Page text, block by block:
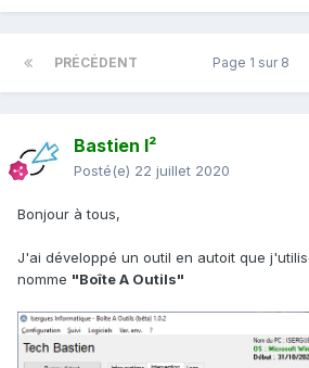
PRÉCÉDENT Page 1 sur 8
Bastien I²
Posté(e) 22 juillet 2020
Bonjour à tous,
J'ai développé un outil en autoit que
nomme "Boîte A Outils"